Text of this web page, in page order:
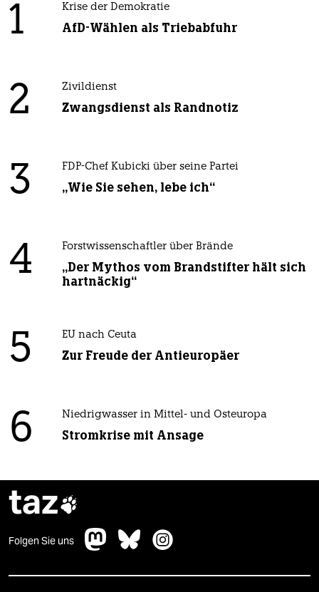
1 Krise der Demokratie
AfD-Wählen als Triebabfuhr
2 Zivildienst
Zwangsdienst als Randnotiz
3 FDP-Chef Kubicki über seine Partei
„Wie Sie sehen, lebe ich“
4 Forstwissenschaftler über Brände
„Der Mythos vom Brandstifter hält sich
hartnäckig“
5 EU nach Ceuta
Zur Freude der Antieuropäer
6 Niedrigwasser in Mittel- und Osteuropa
Stromkrise mit Ansage
taz
Folgen Sie uns